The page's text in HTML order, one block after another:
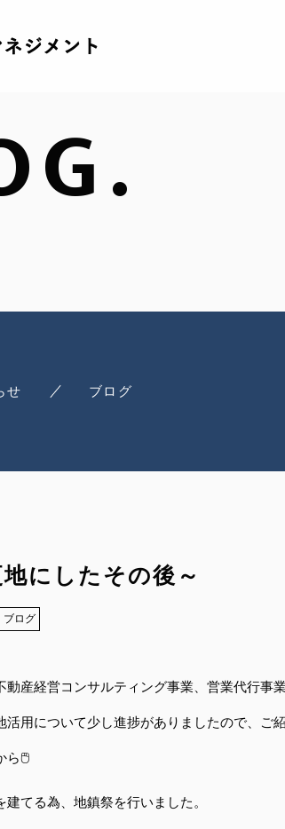
せ ブログ
にしたその後～
ブログ
動産経営コンサルティング事業、営業代行事
活用について少し進捗がありましたので、ご
ら🖱️
てる為、地鎮祭を行いました。